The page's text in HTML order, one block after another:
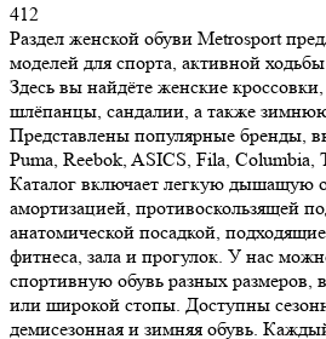
412
Раздел женской обуви Metrosport
моделей для спорта, активной
Здесь вы найдёте женские
шлёпанцы, сандалии, а также
Представлены популярные бренды,
Puma, Reebok, ASICS, Fila, Columbia,
Каталог включает легкую дышащую
амортизацией, противоскользящей
анатомической посадкой,
фитнеса, зала и прогулок. У нас
спортивную обувь разных размеров,
или широкой стопы. Доступны
демисезонная и зимняя обувь.